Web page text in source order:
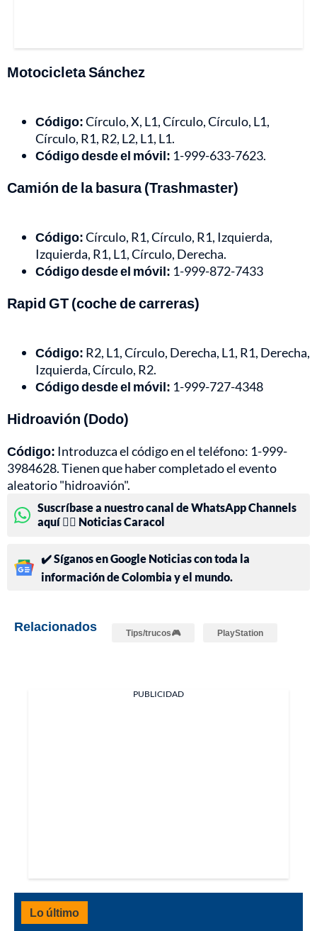
Motocicleta Sánchez
Código:Círculo, X, L1, Círculo, Círculo, L1,
Círculo, R1, R2, L2, L1, L1.
Código desde el móvil: 1-999-633-7623.
Camión de la basura (Trashmaster)
Código:Círculo, R1, Círculo, R1, Izquierda,
Izquierda, R1, L1, Círculo, Derecha.
Código desde el móvil: 1-999-872-7433
Rapid GT (coche de carreras)
Código: R2, L1, Círculo, Derecha, L1, R1, Derecha,
Izquierda, Círculo, R2.
Código desde el móvil: 1-999-727-4348
Hidroavión (Dodo)
Código: Introduzca el código en el teléfono: 1-999-
3984628. Tienen que haber completado el evento
aleatorio "hidroavión".
Suscríbase a nuestro canal de WhatsApp Channels
aquí 👉🏻 Noticias Caracol
✔️ Síganos en Google Noticias con toda la
información de Colombia y el mundo.
Relacionados Tips/trucos🎮 PlayStation
PUBLICIDAD
Lo último